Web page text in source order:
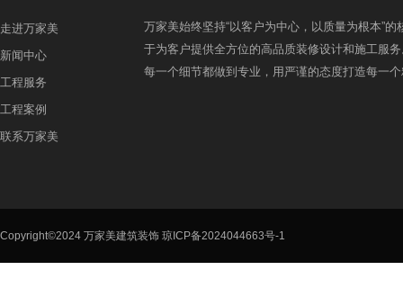
走进万家美
新闻中心
工程服务
工程案例
联系万家美
万家美始终坚持“以客户为中心，以质量为根本”的
于为客户提供全方位的高品质装修设计和施工服
每一个细节都做到专业，用严谨的态度打造每一
Copyright©2024 万家美建筑装饰 琼ICP备2024044663号-1